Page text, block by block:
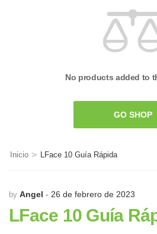
No products added to
GO SHOP
Inicio > LFace 10 Guía Rápida
by Angel 26 de febrero de 2023
LFace 10 Guía